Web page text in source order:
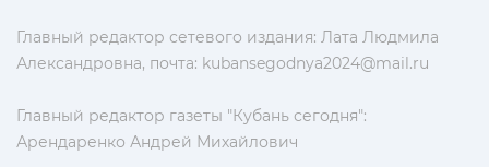
Главный редактор сетевого издания: Лата Людмила
Александровна, почта: kubansegodnya2024@mail.ru
Главный редактор газеты "Кубань сегодня":
Арендаренко Андрей Михайлович